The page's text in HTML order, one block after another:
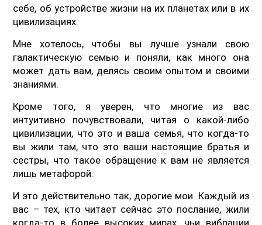
себе, об устройстве жизни на их планетах или в их
цивилизациях.
Мне хотелось, чтобы вы лучше узнали свою
галактическую семью и поняли, как много она
может дать вам, делясь своим опытом и своими
знаниями.
Кроме того, я уверен, что многие из вас
интуитивно почувствовали, читая о какой-либо
цивилизации, что это и ваша семья, что когда-то
вы жили там, что это ваши настоящие братья и
сестры, что такое обращение к вам не является
лишь метафорой.
И это действительно так, дорогие мои. Каждый из
вас – тех, кто читает сейчас это послание, жили
когда-то в более высоких мирах, чьи вибрации